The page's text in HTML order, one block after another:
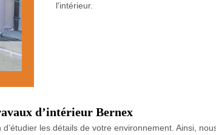
l'intérieur.
d’intérieur Bernex
les détails de votre environnement. Ainsi,